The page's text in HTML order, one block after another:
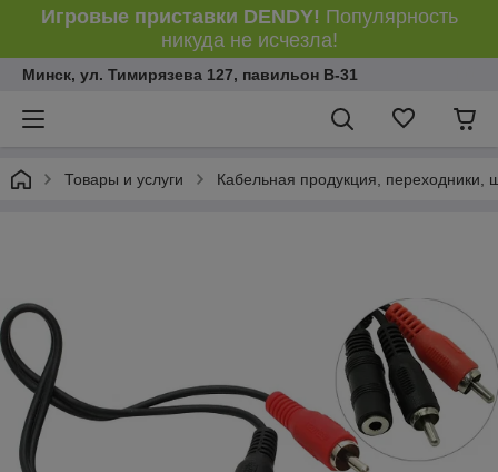
Игровые приставки DENDY! Популярность
никуда не исчезла!
Минск, ул. Тимирязева 127, павильон В-31
Товары и услуги Кабельная продукция, переходники,